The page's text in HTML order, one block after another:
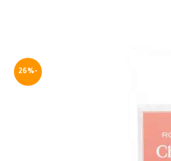
-26%